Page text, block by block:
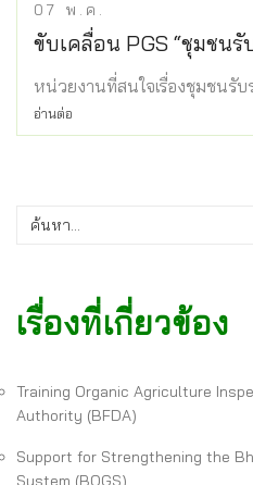
07 พ.ค.
ขับเคลื่อน PGS “ชุมชนรั
หน่วยงานที่สนใจเรื่องชุมชนรับ
อ่านต่อ
เรื่องที่เกี่ยวข้อง
Training Organic Agriculture
Authority (BFDA)
Support for Strengthening the
System (BOGS)